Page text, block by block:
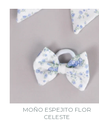
MOÑO ESPEJITO FLOR
CELESTE